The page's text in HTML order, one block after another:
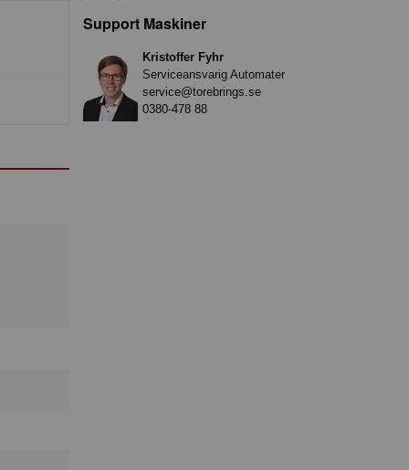
Support Maskiner
Kristoffer Fyhr
Serviceansvarig Automater
service@torebrings.se
0380-478 88